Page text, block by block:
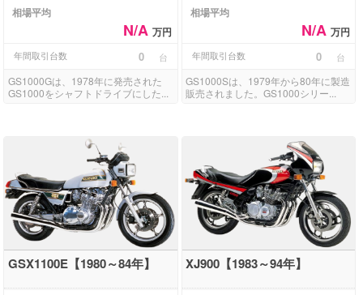
相場平均
N/A万円
年間取引台数 0 台
GS1000Gは、1978年に発売された
GS1000をシャフトドライブにした...
相場平均
N/A 万円
年間取引台数 0 台
GS1000Sは、1979年から80年に製造
販売されました。GS1000シリー...
GSX1100E【1980～84年】 XJ900【1983～94年】